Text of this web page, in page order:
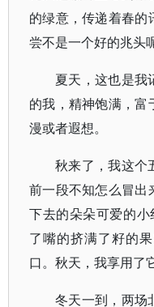
的绿意，传递着春
尝不是一个好的兆头
夏天，这也是我
的我，精神饱满，富
漫或者遐想。
秋来了，我这个
前一段不知怎么冒出
下去的朵朵可爱的
了嘴的挤满了籽的
口。秋天，我享用了它
冬天一到，两场